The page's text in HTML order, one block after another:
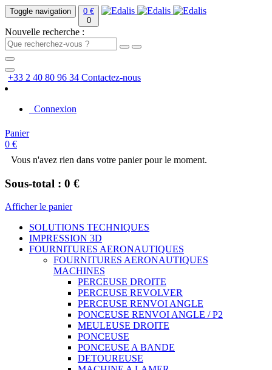
Toggle navigation
0 €
0
Nouvelle recherche :
+33 2 40 80 96 34 Contactez-nous
Connexion
Panier
0 €
Vous n'avez rien dans votre panier pour le moment.
Sous-total : 0 €
Afficher le panier
SOLUTIONS TECHNIQUES
IMPRESSION 3D
FOURNITURES AERONAUTIQUES
FOURNITURES AERONAUTIQUES
MACHINES
PERCEUSE DROITE
PERCEUSE REVOLVER
PERCEUSE RENVOI ANGLE
PONCEUSE RENVOI ANGLE / P2
MEULEUSE DROITE
PONCEUSE
PONCEUSE A BANDE
DETOUREUSE